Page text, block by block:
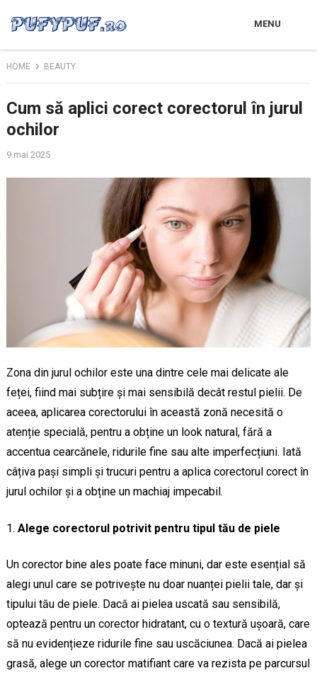
MENU
HOME BEAUTY
Cum să aplici corect corectorul în jurul
ochilor
9 mai 2025
Zona din jurul ochilor este una dintre cele mai delicate ale
feței, fiind mai subțire și mai sensibilă decât restul pielii. De
aceea, aplicarea corectorului în această zonă necesită o
atenție specială, pentru a obține un look natural, fără a
accentua cearcănele, ridurile fine sau alte imperfecțiuni. Iată
câțiva pași simpli și trucuri pentru a aplica corectorul corect în
jurul ochilor și a obține un machiaj impecabil.
Alege corectorul potrivit pentru tipul tău de piele
Un corector bine ales poate face minuni, dar este esențial să
alegi unul care se potrivește nu doar nuanței pielii tale, dar și
tipului tău de piele. Dacă ai pielea uscată sau sensibilă,
optează pentru un corector hidratant, cu o textură ușoară, care
să nu evidențieze ridurile fine sau uscăciunea. Dacă ai pielea
grasă, alege un corector matifiant care va rezista pe parcursul